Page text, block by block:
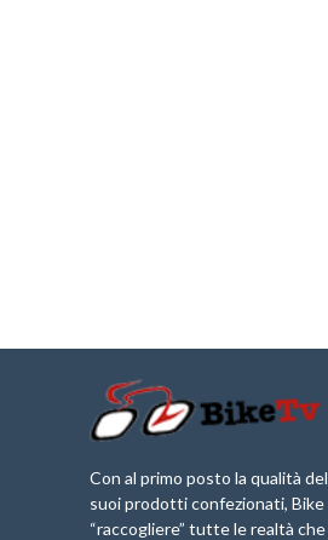
Con al primo posto la qualità
suoi prodotti confezionati, Bike
“raccogliere” tutte le realtà